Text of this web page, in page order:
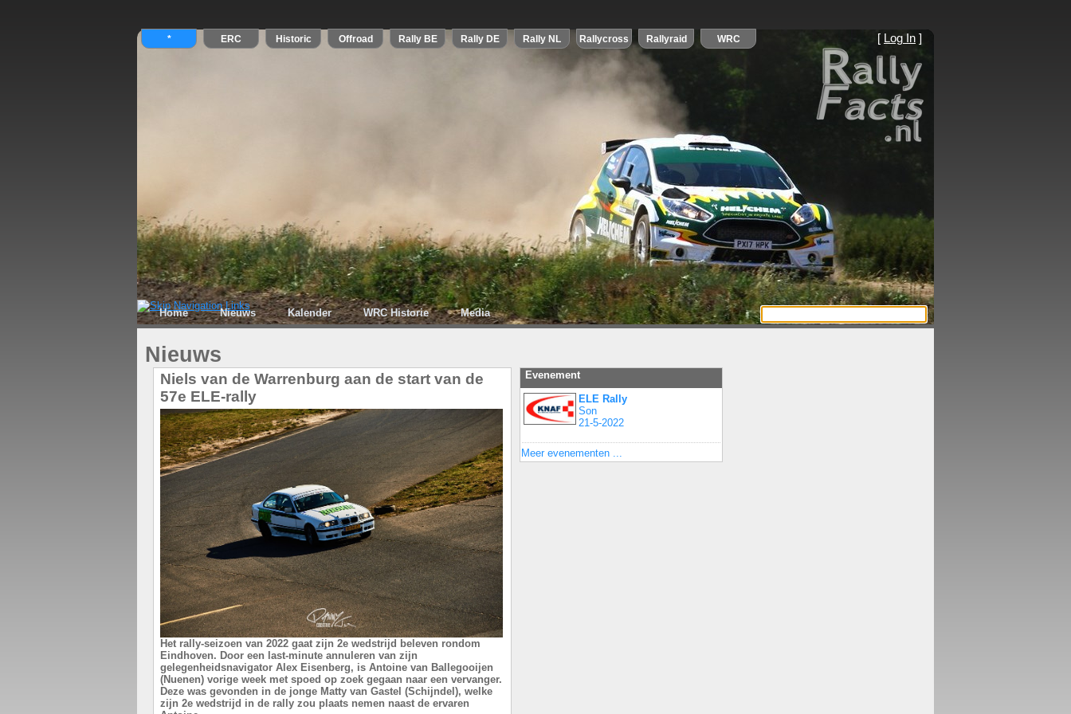
[ Log In ]
Home Nieuws Kalender WRC Historie Media
Nieuws
Niels van de Warrenburg aan de start van de
57e ELE-rally
Het rally-seizoen van 2022 gaat zijn 2e wedstrijd beleven rondom
Eindhoven. Door een last-minute annuleren van zijn
gelegenheidsnavigator Alex Eisenberg, is Antoine van Ballegooijen
(Nuenen) vorige week met spoed op zoek gegaan naar een vervanger.
Deze was gevonden in de jonge Matty van Gastel (Schijndel), welke
zijn 2e wedstrijd in de rally zou plaats nemen naast de ervaren
Evenement
ELE Rally
Son
21-5-2022
Meer evenementen ...